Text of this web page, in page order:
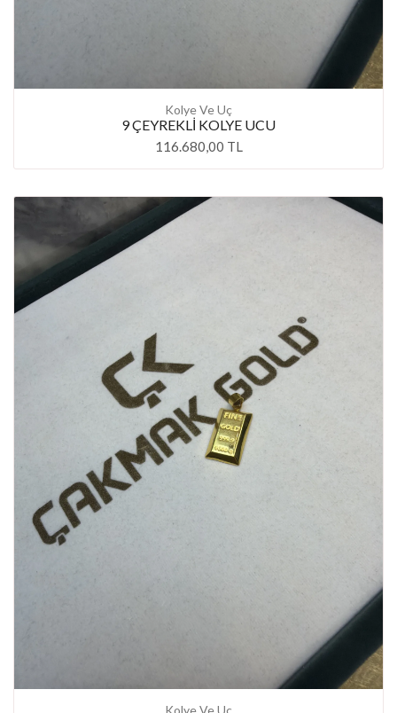
Kolye Ve Uç
9 ÇEYREKLİ KOLYE UCU
116.680,00 TL
Kolye Ve Uç